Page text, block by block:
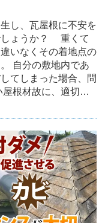
し、瓦屋根に不安を
しょうか？ 重くて
いなくその着地点の
自分の敷地内であ
てしまった場合、問
根材故に、適切…